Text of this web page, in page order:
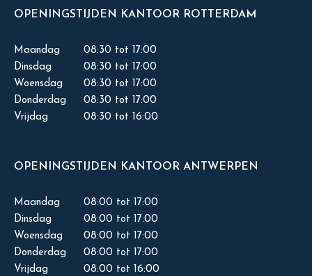
OPENINGSTIJDEN KANTOOR ROTTERDAM
Maandag
08:30 tot 17:00
Dinsdag
08:30 tot 17:00
Woensdag
08:30 tot 17:00
Donderdag
08:30 tot 17:00
Vrijdag
08:30 tot 16:00
OPENINGSTIJDEN KANTOOR ANTWERPEN
Maandag
08:00 tot 17:00
Dinsdag
08:00 tot 17:00
Woensdag
08:00 tot 17:00
Donderdag
08:00 tot 17:00
Vrijdag
08:00 tot 16:00